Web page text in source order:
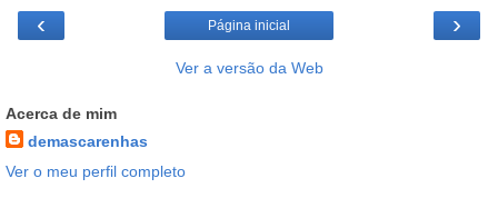
‹ ›
Página inicial
Ver a versão da Web
Acerca de mim
demascarenhas
Ver o meu perfil completo